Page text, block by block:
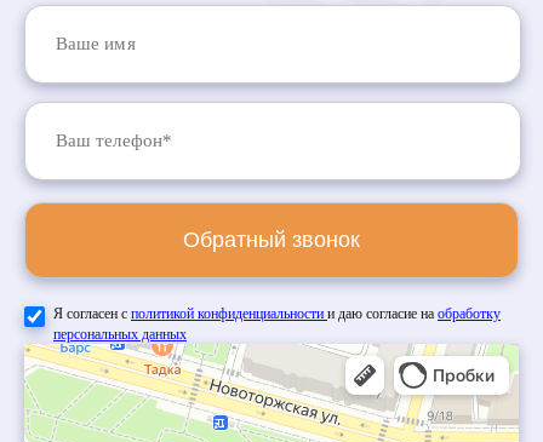
Обратный звонок
Я согласен с политикой конфиденциальности и даю согласие на обработку
персональных данных